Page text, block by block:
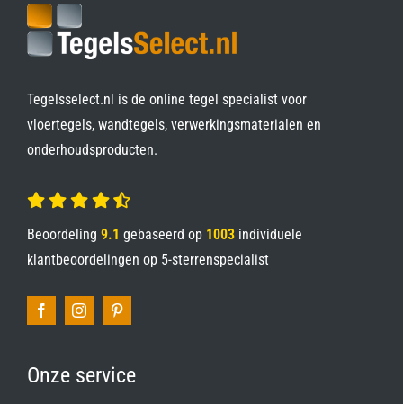
Tegelsselect.nl is de online tegel specialist voor
vloertegels, wandtegels, verwerkingsmaterialen en
onderhoudsproducten.
Beoordeling 9.1 gebaseerd op 1003individuele
klantbeoordelingen op 5-sterrenspecialist
Onze service